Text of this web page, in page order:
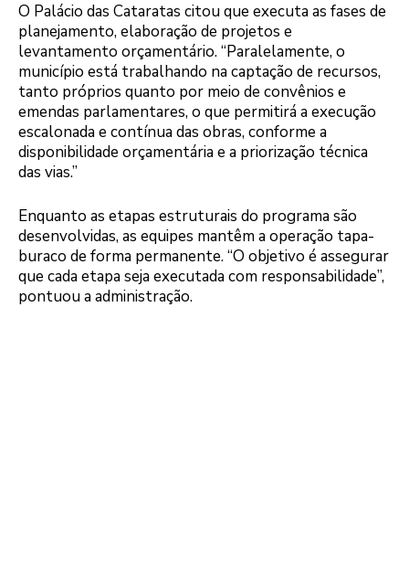
O Palácio das Cataratas citou que executa as fases de
planejamento, elaboração de projetos e
levantamento orçamentário. “Paralelamente, o
município está trabalhando na captação de recursos,
tanto próprios quanto por meio de convênios e
emendas parlamentares, o que permitirá a execução
escalonada e contínua das obras, conforme a
disponibilidade orçamentária e a priorização técnica
das vias.”
Enquanto as etapas estruturais do programa são
desenvolvidas, as equipes mantêm a operação tapa-
buraco de forma permanente. “O objetivo é assegurar
que cada etapa seja executada com responsabilidade”,
pontuou a administração.